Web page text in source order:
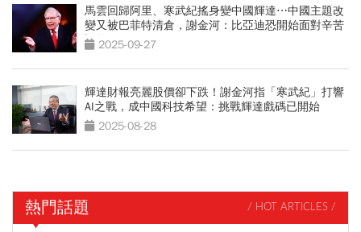
馬雲回歸阿里、寒武紀搖身變中國輝達⋯中國主題改
變又被巴菲特清倉，謝金河：比亞迪恐開始面對辛苦
調整2025-09-27
輝達財報亮麗股價卻下跌！謝金河指「寒武紀」打響
AI之戰，成中國科技希望：挑戰輝達戲碼已開始
2025-08-28
熱門話題 / HOT ARTICLES /